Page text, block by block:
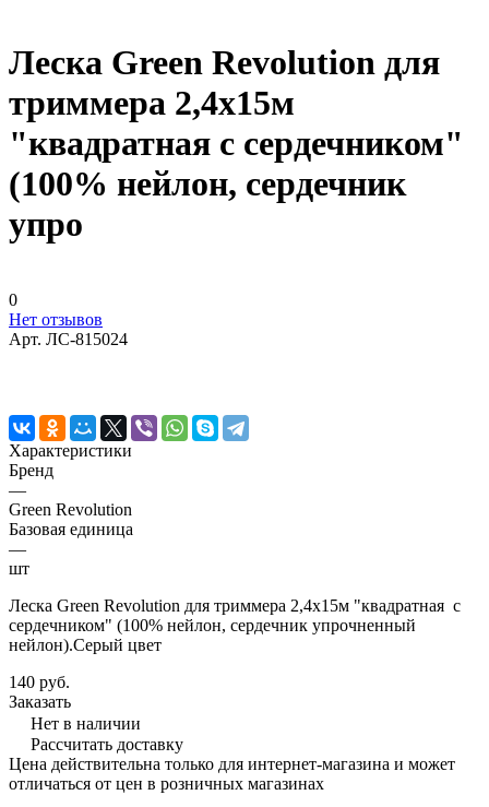
Леска Green Revolution для
триммера 2,4х15м
"квадратная с сердечником"
(100% нейлон, сердечник
упро
0
Нет отзывов
Арт. ЛС-815024
Характеристики
Бренд
—
Green Revolution
Базовая единица
—
шт
Леска Green Revolution для триммера 2,4х15м "квадратная с
сердечником" (100% нейлон, сердечник упрочненный
нейлон).Серый цвет
140 руб.
Заказать
Нет в наличии
Рассчитать доставку
Цена действительна только для интернет-магазина и может
отличаться от цен в розничных магазинах